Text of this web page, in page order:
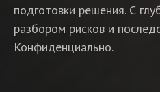
подготовки решения. С
разбором рисков и
Конфиденциально.